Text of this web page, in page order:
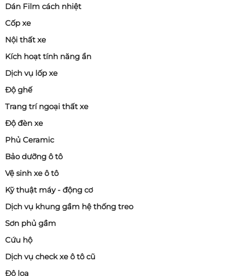
Dán Film cách nhiệt
Cốp xe
Nội thất xe
Kích hoạt tính năng ẩn
Dịch vụ lốp xe
Độ ghế
Trang trí ngoại thất xe
Độ đèn xe
Phủ Ceramic
Bảo dưỡng ô tô
Vệ sinh xe ô tô
Kỹ thuật máy - động cơ
Dịch vụ khung gầm hệ thống treo
Sơn phủ gầm
Cứu hộ
Dịch vụ check xe ô tô cũ
Độ loa